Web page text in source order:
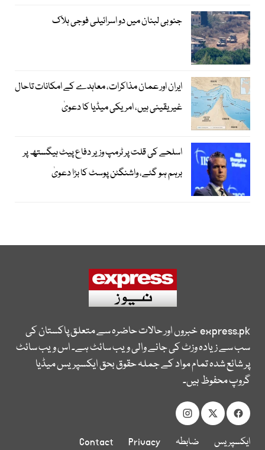
جنوبی لبنان میں دو اسرائیلی فوجی ہلاک
ایران اور عمان مذاکرات، معاہدے کے امکانات تاحال
غیر یقینی ہیں، امریکی میڈیا کا دعویٰ
اسلحے کی قلت پر ٹرمپ وزیر دفاع پیٹ ہیگستھ پر
برہم ہو گئے، واشنگٹن پوسٹ کا بڑا دعویٰ
express.pkخبروں اور حالات حاضرہ سے متعلق پاکستان کی
سب سے زیادہ وزٹ کی جانے والی ویب سائٹ ہے۔ اس ویب سائٹ
پر شائع شدہ تمام مواد کے جملہ حقوق بحق ایکسپریس میڈیا
گروپ محفوظ ہیں۔
ایکسپریس
ضابطہ
Privacy
Contact